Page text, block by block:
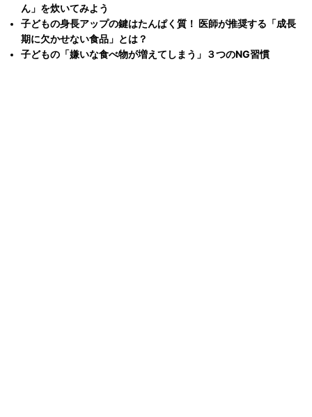
ん」を炊いてみよう
子どもの身長アップの鍵はたんぱく質！ 医師が推奨する「成長
期に欠かせない食品」とは？
子どもの「嫌いな食べ物が増えてしまう」３つのNG習慣